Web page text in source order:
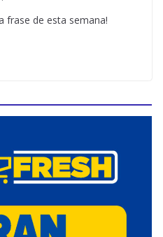
frase de esta semana!